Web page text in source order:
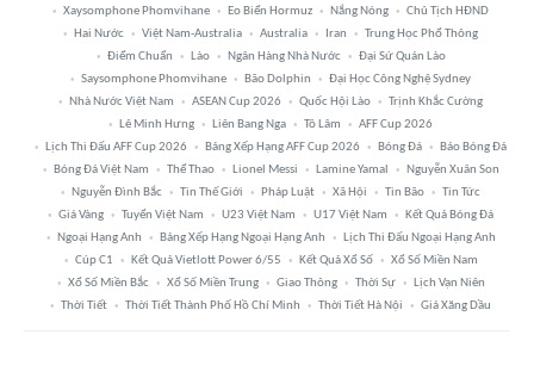
Xaysomphone Phomvihane Eo Biển Hormuz Nắng Nóng
Chủ Tịch HĐND
Hai Nước
Việt Nam-Australia Australia Iran
Trung Học Phổ Thông
Điểm Chuẩn
Lào Ngân Hàng Nhà Nước
Đại Sứ Quán Lào
Saysomphone Phomvihane
Bão Dolphin
Đại Học Công Nghệ Sydney
Nhà Nước Việt Nam
ASEAN Cup 2026 Quốc Hội Lào
Trịnh Khắc Cường
Lê Minh Hưng
Liên Bang Nga Tô Lâm
AFF Cup 2026
Lịch Thi Đấu AFF Cup 2026
Bảng Xếp Hạng AFF Cup 2026 Bóng Đá
Báo Bóng Đá
Bóng Đá Việt Nam
Thể Thao Lionel Messi Lamine Yamal
Nguyễn Xuân Son
Nguyễn Đình Bắc
Tin Thế Giới Pháp Luật Xã Hội Tin Bão
Tin Tức
Giá Vàng
Tuyển Việt Nam U23 Việt Nam U17 Việt Nam
Kết Quả Bóng Đá
Ngoại Hạng Anh
Bảng Xếp Hạng Ngoại Hạng Anh
Lịch Thi Đấu Ngoại Hạng Anh
Cúp C1
Kết Quả Vietlott Power 6/55 Kết Quả Xổ Số
Xổ Số Miền Nam
Xổ Số Miền Bắc
Xổ Số Miền Trung Giao Thông Thời Sự
Lịch Vạn Niên
Thời Tiết
Thời Tiết Thành Phố Hồ Chí Minh Thời Tiết Hà Nội Giá Xăng Dầu